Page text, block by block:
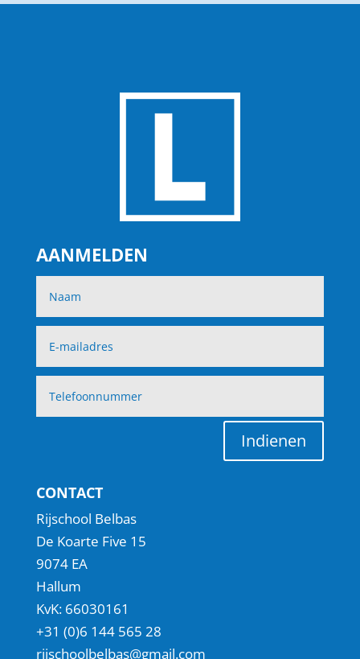
AANMELDEN
Indienen
CONTACT
Rijschool Belbas
De Koarte Five 15
9074 EA
Hallum
KvK: 66030161
+31 (0)6 144 565 28
rijschoolbelbas@gmail.com